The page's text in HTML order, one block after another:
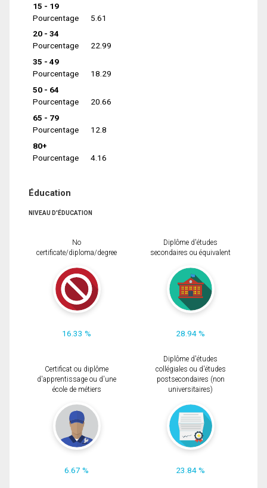
15 - 19
Pourcentage
5.61
20 - 34
Pourcentage
22.99
35 - 49
Pourcentage
18.29
50 - 64
Pourcentage
20.66
65 - 79
Pourcentage
12.8
80+
Pourcentage
4.16
Éducation
NIVEAU D'ÉDUCATION
No
certificate/diploma/degree
16.33 %
Diplôme d'études
secondaires ou équivalent
28.94 %
Certificat ou diplôme
d'apprentissage ou d'une
école de métiers
6.67 %
Diplôme d'études
collégiales ou d'études
postsecondaires (non
universitaires)
23.84 %